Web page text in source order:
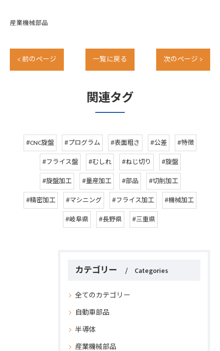
産業機械部品
< 前のページ 一覧に戻る 次のページ >
関連タグ
#CNC旋盤 #プログラム #表面粗さ #公差
#特徴
#フライス盤
#むしれ #ねじ切り
#旋盤
#旋盤加工
#量産加工 #部品
#切削加工
#精密加工
#マシニング #フライス加工
#機械加工
#岐阜県
#長野県 #三重県
カテゴリー Categories
全てのカテゴリー
自動車部品
半導体
産業機械部品